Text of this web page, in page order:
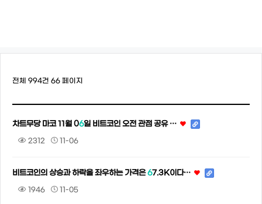
전체 994건 66 페이지
차트무당 마코 11월 06일 비트코인 오전 관점 공유 …
2312 11-06
비트코인의 상승과 하락을 좌우하는 가격은67.3K이다…
1946 11-05